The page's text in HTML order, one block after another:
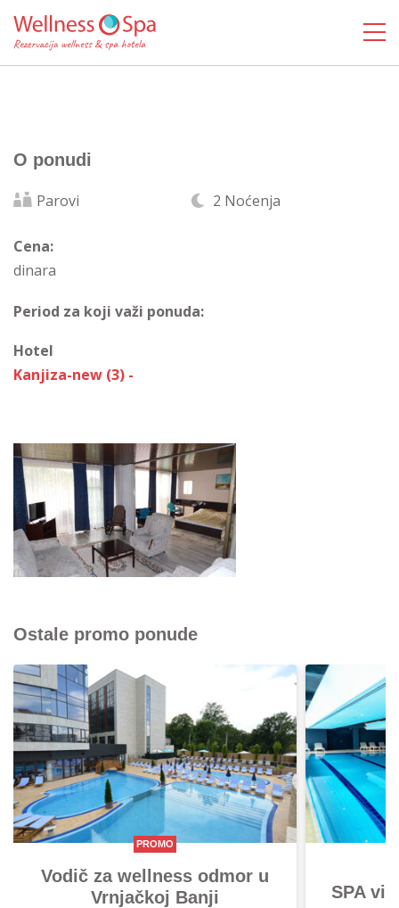
O ponudi
Parovi 2 Noćenja
Cena:
dinara
Period za koji važi ponuda:
Hotel
Kanjiza-new (3) -
Ostale promo ponude
PROMO
Vodič za wellness odmor u
Vrnjačkoj Banji
SPA